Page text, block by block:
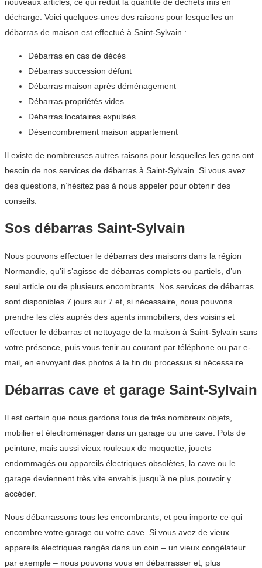
décharge. Voici quelques-unes des raisons pour lesquelles un
débarras de maison est effectué à Saint-Sylvain :
Débarras en cas de décès
Débarras succession défunt
Débarras maison après déménagement
Débarras propriétés vides
Débarras locataires expulsés
Désencombrement maison appartement
Il existe de nombreuses autres raisons pour lesquelles les gens ont
besoin de nos services de débarras à Saint-Sylvain. Si vous avez
des questions, n’hésitez pas à nous appeler pour obtenir des
conseils.
Sos débarras Saint-Sylvain
Nous pouvons effectuer le débarras des maisons dans la région
Normandie, qu’il s’agisse de débarras complets ou partiels, d’un
seul article ou de plusieurs encombrants. Nos services de débarras
sont disponibles 7 jours sur 7 et, si nécessaire, nous pouvons
prendre les clés auprès des agents immobiliers, des voisins et
effectuer le débarras et nettoyage de la maison à Saint-Sylvain sans
votre présence, puis vous tenir au courant par téléphone ou par e-
mail, en envoyant des photos à la fin du processus si nécessaire.
Débarras cave et garage Saint-Sylvain
Il est certain que nous gardons tous de très nombreux objets,
mobilier et électroménager dans un garage ou une cave. Pots de
peinture, mais aussi vieux rouleaux de moquette, jouets
endommagés ou appareils électriques obsolètes, la cave ou le
garage deviennent très vite envahis jusqu’à ne plus pouvoir y
accéder.
Nous débarrassons tous les encombrants, et peu importe ce qui
encombre votre garage ou votre cave. Si vous avez de vieux
appareils électriques rangés dans un coin – un vieux congélateur
par exemple – nous pouvons vous en débarrasser et, plus